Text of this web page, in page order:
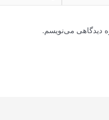
دیدگاهی می‌نویسم.